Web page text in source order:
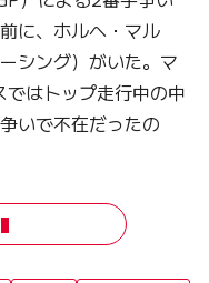
に、ホルヘ・マル
シング）がいた。マ
はトップ走行中の中
いで不在だったの